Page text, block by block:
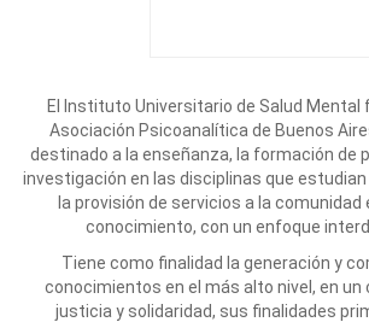
El Instituto Universitario de Salud Mental
Asociación Psicoanalítica de Buenos
destinado a la enseñanza, la formación de
investigación en las disciplinas que estudian
la provisión de servicios a la comunidad
conocimiento, con un enfoque
Tiene como finalidad la generación y
conocimientos en el más alto nivel, en un
justicia y solidaridad, sus finalidades